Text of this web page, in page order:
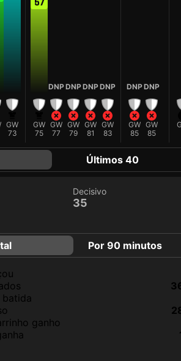
GW
73
57
GW
75
DNP
GW
77
DNP
GW
79
DNP
GW
81
DNP
GW
83
DNP
GW
85
DNP
GW
85
Últimos 40
Decisivo
35
Por 90 minutos
batida
ganho